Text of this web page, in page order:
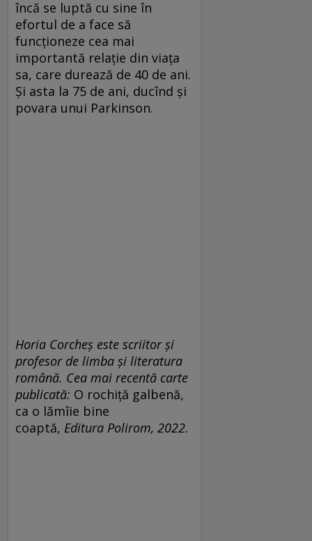
încă se luptă cu sine în
efortul de a face să
funcționeze cea mai
importantă relație din viața
sa, care durează de 40 de ani.
Și asta la 75 de ani, ducînd și
povara unui Parkinson.
Horia Corcheș este scriitor și
profesor de limba și literatura
română. Cea mai recentă carte
publicată: O rochiță galbenă,
ca o lămîie bine
coaptă, Editura Polirom, 2022.